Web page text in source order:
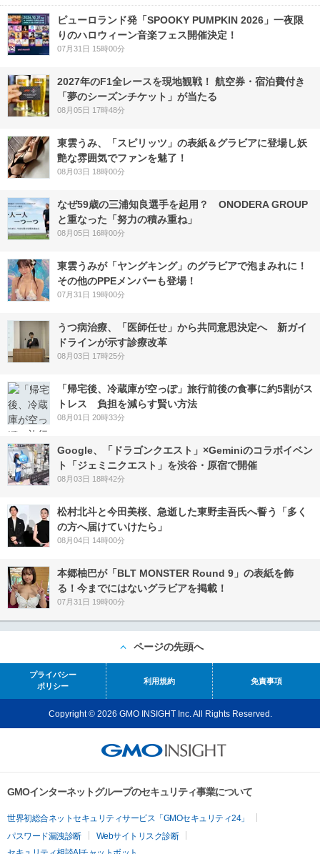
ピューロランド発「SPOOKY PUMPKIN 2026」一夜限
りのハロウィーン音楽フェス開催決定！
07月31日 15時00分
2027年のF1全レースを現地観戦！ 航空券・宿泊費付き
「夢のシーズンチケット」が当たる
08月05日 17時48分
東雲うみ、「スピリッツ」の表紙＆グラビアに登場し妖
艶な雰囲気でファンを魅了！
08月03日 18時00分
なぜ59歳の三浦知良選手を起用？ ONODERA GROUP
と重なった「努力の積み重ね」
08月05日 16時00分
東雲うみが「ヤングキング」のグラビアで泡まみれに！
その他のPPEメンバーも登場！
07月31日 19時00分
うつ病治療、「医師任せ」から共同意思決定へ 新ガイ
ドラインが示す診療改革
08月03日 17時25分
「帰宅後、冷蔵庫が空っぽ」旅行前後の食事に約5割がス
トレス 負担を減らす賢い方法
08月01日 20時33分
Google、「ドラゴンクエスト」×Geminiのコラボイベン
ト「ジェミニクエスト」を渋谷・原宿で開催
08月03日 18時42分
松村北斗と今田美桜、急逝した東野圭吾氏へ誓う「多く
の方へ届けていけたら」
08月04日 14時00分
本郷柚巴が「BLT MONSTER Round 9」の表紙を飾
る！今までにはないグラビアを掲載！
07月31日 19時00分
ページの先頭へ
プライバシー
ポリシー
利用規約 免責事項
Copyright © 2026 GMO INSIGHT Inc. All Rights Reserved.
GMOインターネットグループのセキュリティ事業について
世界初総合ネットセキュリティサービス「GMOセキュリティ24」
パスワード漏洩診断
Webサイトリスク診断